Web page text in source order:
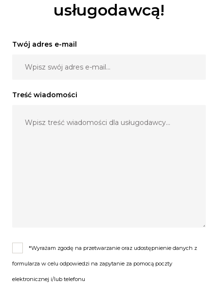
usługodawcą!
Twój adres e-mail
Treść wiadomości
*Wyrażam zgodę na przetwarzanie oraz udostępnienie danych z
formularza w celu odpowiedzi na zapytanie za pomocą poczty
elektronicznej i/lub telefonu